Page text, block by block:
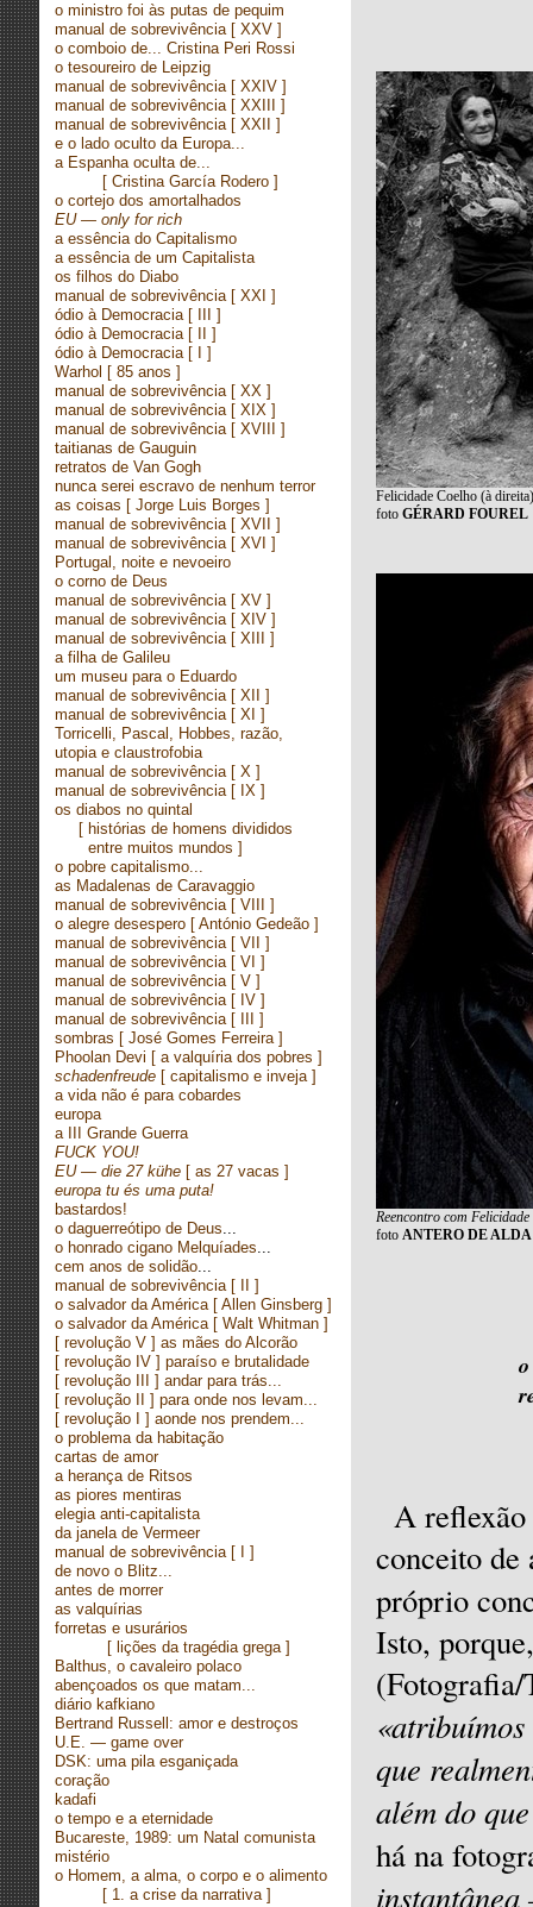
o ministro foi às putas de pequim
manual de sobrevivência[ XXV ]
o comboio de... Cristina Peri Rossi
o tesoureiro de Leipzig
manual de sobrevivência[ XXIV ]
manual de sobrevivência[ XXIII ]
manual de sobrevivência[ XXII ]
e o lado oculto da Europa...
a Espanha oculta de...
[ Cristina García Rodero ]
o cortejo dos amortalhados
EU — only for rich
a essência do Capitalismo
a essência de um Capitalista
os filhos do Diabo
manual de sobrevivência[ XXI ]
ódio à Democracia[ III ]
ódio à Democracia[ II ]
ódio à Democracia[ I ]
Warhol [ 85 anos ]
manual de sobrevivência[ XX ]
manual de sobrevivência[ XIX ]
manual de sobrevivência[ XVIII ]
taitianas de Gauguin
retratos de Van Gogh
nunca serei escravo de nenhum terror
as coisas [ Jorge Luis Borges ]
manual de sobrevivência[ XVII ]
manual de sobrevivência[ XVI ]
Portugal, noite e nevoeiro
o corno de Deus
manual de sobrevivência[ XV ]
manual de sobrevivência[ XIV ]
manual de sobrevivência[ XIII ]
a filha de Galileu
um museu para o Eduardo
manual de sobrevivência[ XII ]
manual de sobrevivência[ XI ]
Torricelli, Pascal, Hobbes, razão,
utopia e claustrofobia
manual de sobrevivência[ X ]
manual de sobrevivência[ IX ]
os diabos no quintal
[ histórias de homens divididos
entre muitos mundos ]
o pobre capitalismo...
as Madalenas de Caravaggio
manual de sobrevivência[ VIII ]
o alegre desespero [ António Gedeão ]
manual de sobrevivência[ VII ]
manual de sobrevivência[ VI ]
manual de sobrevivência[ V ]
manual de sobrevivência[ IV ]
manual de sobrevivência[ III ]
sombras [ José Gomes Ferreira ]
Phoolan Devi [ a valquíria dos pobres ]
schadenfreude [ capitalismo e inveja ]
a vida não é para cobardes
europa
a III Grande Guerra
FUCK YOU!
EU — die 27 kühe [ as 27 vacas ]
europa tu és uma puta!
bastardos!
o daguerreótipo de Deus...
o honrado cigano Melquíades...
cem anos de solidão...
manual de sobrevivência[ II ]
o salvador da América[ Allen Ginsberg ]
o salvador da América[ Walt Whitman ]
[ revolução V ] as mães do Alcorão
[ revolução IV ] paraíso e brutalidade
[ revolução III ] andar para trás...
[ revolução II ] para onde nos levam...
[ revolução I ] aonde nos prendem...
o problema da habitação
cartas de amor
a herança de Ritsos
as piores mentiras
elegia anti-capitalista
da janela de Vermeer
manual de sobrevivência[ I ]
de novo o Blitz...
antes de morrer
as valquírias
forretas e usurários
[ lições da tragédia grega ]
Balthus, o cavaleiro polaco
abençoados os que matam...
diário kafkiano
Bertrand Russell: amor e destroços
U.E. — game over
DSK: uma pila esganiçada
coração
kadafi
o tempo e a eternidade
Bucareste, 1989: um Natal comunista
mistério
o Homem, a alma, o corpo e o alimento
[ 1. a crise da narrativa]
Felicidade Coelho (à
foto GÉRARD FOUREL
Reencontro com
foto ANTERO DE ALDA
A
conceito de
próprio
Isto,
(Fotografia/
que
além do
há na
instantânea